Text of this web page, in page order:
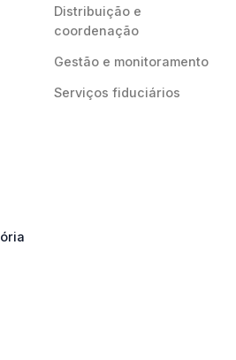
Distribuição e
coordenação
Gestão e monitoramento
Serviços fiduciários